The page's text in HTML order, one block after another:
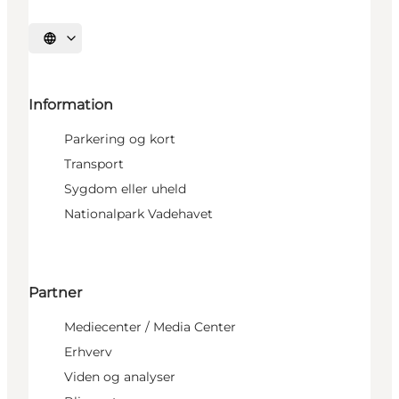
Vælg sprog
Information
Parkering og kort
Transport
Sygdom eller uheld
Nationalpark Vadehavet
Partner
Mediecenter / Media Center
Erhverv
Viden og analyser